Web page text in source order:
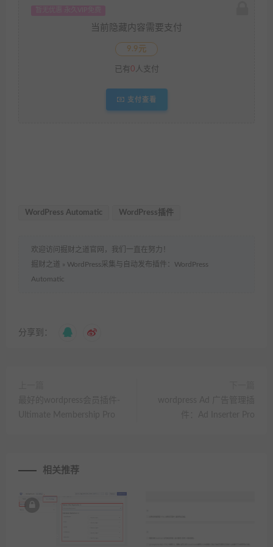
当前隐藏内容需要支付
9.9元
已有 0 人支付
支付查看
WordPress Automatic WordPress插件
欢迎访问掘财之道官网，我们一直在努力！
掘财之道 » WordPress采集与自动发布插件：WordPress
Automatic
分享到：
相关推荐